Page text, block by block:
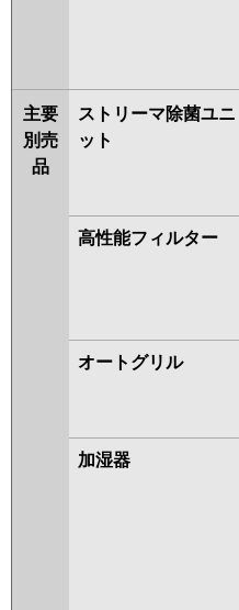
主要
別売
品
ストリーマ除菌ユニ
ット
高性能フィルター
オートグリル
加湿器